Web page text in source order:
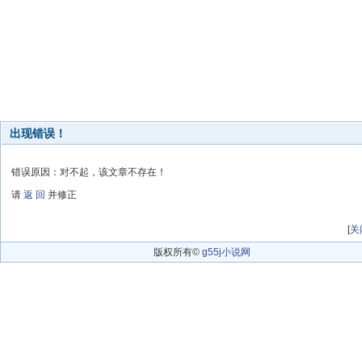
出现错误！
错误原因：对不起，该文章不存在！
请 返 回 并修正
[关
版权所有© g55j小说网